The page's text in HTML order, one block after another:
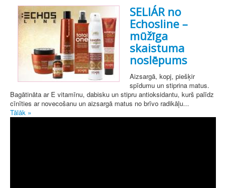
SELIÁR no
Echosline –
mūžīga
skaistuma
noslēpums
Aizsargā, kopj, piešķir
spīdumu un stiprina matus.
Bagātināta ar E vitamīnu, dabisku un stipru antioksidantu, kurš palīdz
cīnīties ar novecošanu un aizsargā matus no brīvo radikāļu...
Tālāk »